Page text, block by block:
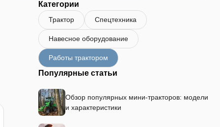
Категории
Трактор Спецтехника
Навесное оборудование
Работы трактором
Популярные статьи
Обзор популярных мини-тракторов: модели
и характеристики